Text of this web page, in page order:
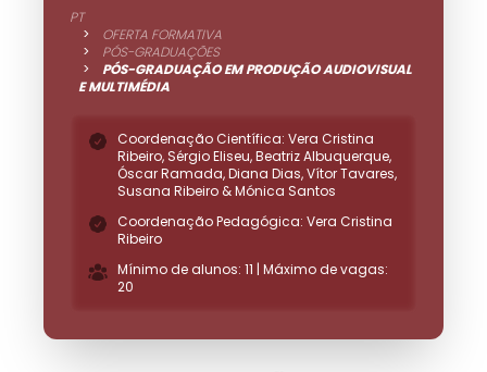
PT
>
OFERTA FORMATIVA
>
PÓS-GRADUAÇÕES
>
PÓS-GRADUAÇÃO EM PRODUÇÃO AUDIOVISUAL
E MULTIMÉDIA
Coordenação Científica: Vera Cristina
Ribeiro, Sérgio Eliseu, Beatriz Albuquerque,
Óscar Ramada, Diana Dias, Vítor Tavares,
Susana Ribeiro & Mónica Santos
Coordenação Pedagógica: Vera Cristina
Ribeiro
Mínimo de alunos: 11 | Máximo de vagas:
20